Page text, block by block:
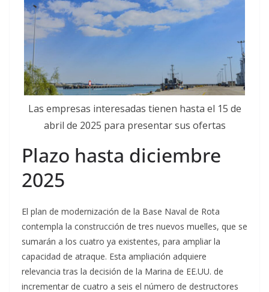
Las empresas interesadas tienen hasta el 15 de
abril de 2025 para presentar sus ofertas
Plazo hasta diciembre
2025
El plan de modernización de la Base Naval de Rota
contempla la construcción de tres nuevos muelles, que se
sumarán a los cuatro ya existentes, para ampliar la
capacidad de atraque. Esta ampliación adquiere
relevancia tras la decisión de la Marina de EE.UU. de
incrementar de cuatro a seis el número de destructores